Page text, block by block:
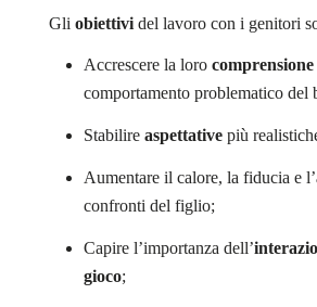
Gli obiettividel lavoro con i genitori
Accrescere la loro comprensione
comportamento problematico del
Stabilire aspettativepiù
Aumentare il calore, la fiducia e l’
confronti del figlio;
Capire l’importanza dell’
gioco;